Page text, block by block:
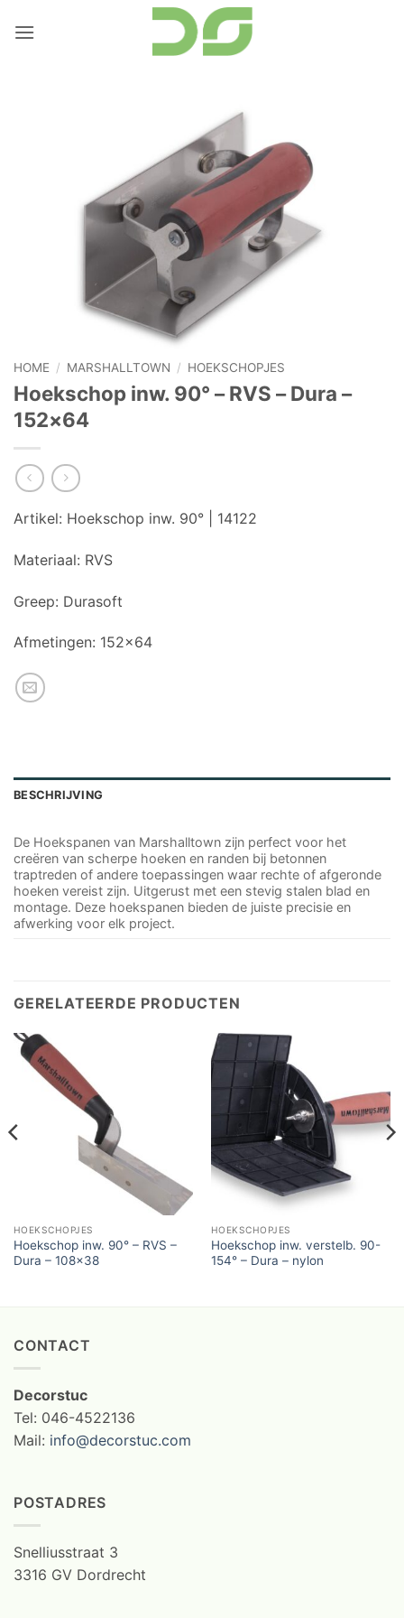
naar
HOME / MARSHALLTOWN / HOEKSCHOPJES
Hoekschop inw. 90° – RVS – Dura –
152×64
Artikel: Hoekschop inw. 90° | 14122
Materiaal: RVS
Greep: Durasoft
Afmetingen: 152×64
BESCHRIJVING
De Hoekspanen van Marshalltown zijn perfect voor het
creëren van scherpe hoeken en randen bij betonnen
traptreden of andere toepassingen waar rechte of afgeronde
hoeken vereist zijn. Uitgerust met een stevig stalen blad en
montage. Deze hoekspanen bieden de juiste precisie en
afwerking voor elk project.
GERELATEERDE PRODUCTEN
HOEKSCHOPJES
Hoekschop inw. 90° – RVS –
Dura – 108×38
HOEKSCHOPJES
Hoekschop inw. verstelb. 90-
154° – Dura – nylon
CONTACT
Decorstuc
Tel: 046-4522136
Mail: info@decorstuc.com
POSTADRES
Snelliusstraat 3
3316 GV Dordrecht